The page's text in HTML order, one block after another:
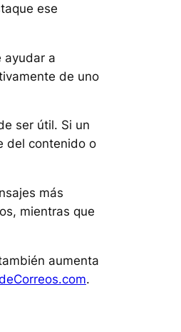
ese
ayudar a
de uno
ser útil. Si un
del contenido o
más
mientras que
aumenta
.